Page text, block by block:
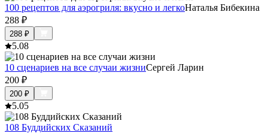
100 рецептов для аэрогриля: вкусно и легкоНаталья Бибекина
288 ₽
288 ₽
5.08
10 сценариев на все случаи жизниСергей Ларин
200 ₽
200 ₽
5.05
108 Буддийских Сказаний